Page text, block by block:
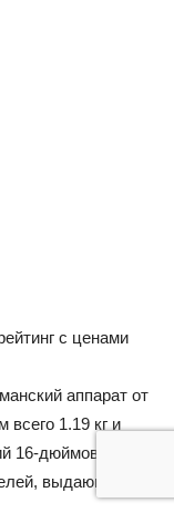
с ценами
аппарат от
всего 1.19 кг и
16-дюймовый
выдающий